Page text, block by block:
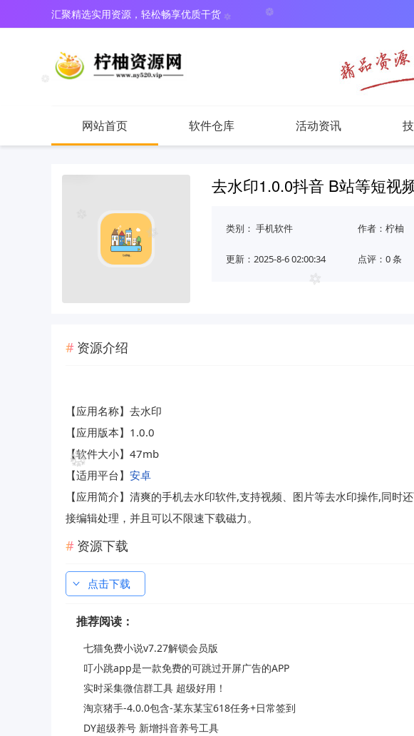
汇聚精选实用资源，轻松畅享优质干货
网站首页 软件仓库 活动资讯
去水印1.0.0抖音 B站等短视
类别： 手机软件 作者：柠柚
更新：2025-8-6 02:00:34 点评：0 条
资源介绍
【应用名称】去水印
【应用版本】1.0.0
【软件大小】47mb
【适用平台】 安卓
【应用简介】清爽的手机去水印软件,支持视频、图片等去水印操作,同时
接编辑处理，并且可以不限速下载磁力。
资源下载
点击下载
推荐阅读：
七猫免费小说v7.27解锁会员版
叮小跳app是一款免费的可跳过开屏广告的APP
实时采集微信群工具 超级好用！
淘京猪手-4.0.0包含-某东某宝618任务+日常签到
DY超级养号 新增抖音养号工具